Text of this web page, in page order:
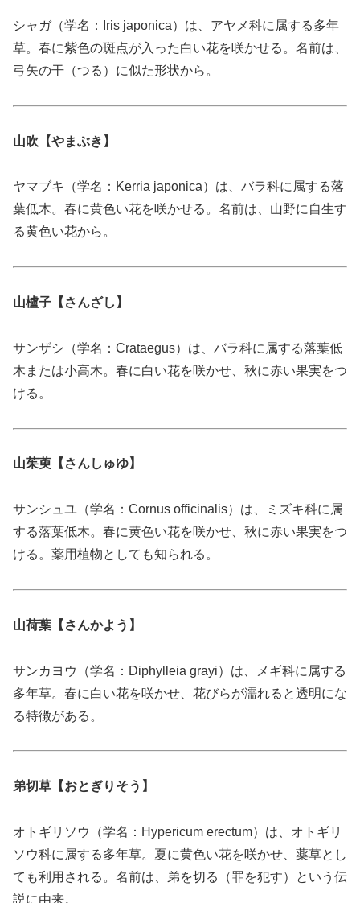
シャガ（学名：Iris japonica）は、アヤメ科に属する多年
草。春に紫色の斑点が入った白い花を咲かせる。名前は、
弓矢の干（つる）に似た形状から。
山吹【やまぶき】
ヤマブキ（学名：Kerria japonica）は、バラ科に属する落
葉低木。春に黄色い花を咲かせる。名前は、山野に自生す
る黄色い花から。
山櫨子【さんざし】
サンザシ（学名：Crataegus）は、バラ科に属する落葉低
木または小高木。春に白い花を咲かせ、秋に赤い果実をつ
ける。
山茱萸【さんしゅゆ】
サンシュユ（学名：Cornus officinalis）は、ミズキ科に属
する落葉低木。春に黄色い花を咲かせ、秋に赤い果実をつ
ける。薬用植物としても知られる。
山荷葉【さんかよう】
サンカヨウ（学名：Diphylleia grayi）は、メギ科に属する
多年草。春に白い花を咲かせ、花びらが濡れると透明にな
る特徴がある。
弟切草【おとぎりそう】
オトギリソウ（学名：Hypericum erectum）は、オトギリ
ソウ科に属する多年草。夏に黄色い花を咲かせ、薬草とし
ても利用される。名前は、弟を切る（罪を犯す）という伝
説に由来。